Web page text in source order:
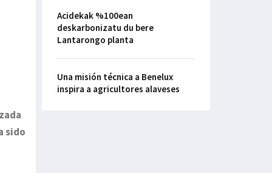
sido
Acidekak %100ean
deskarbonizatu du bere
Lantarongo planta
Una misión técnica a Benelux
inspira a agricultores alaveses